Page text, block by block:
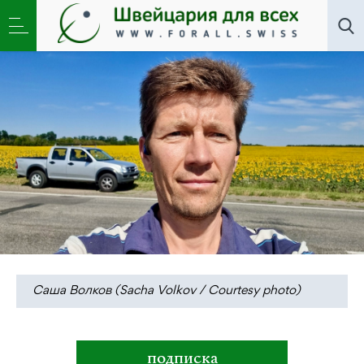
Новости Общество»Саша Волков: «Украина
сегодня производит безопасность для Европы»
Саша Волков (Sacha Volkov / Courtesy photo)
подписка